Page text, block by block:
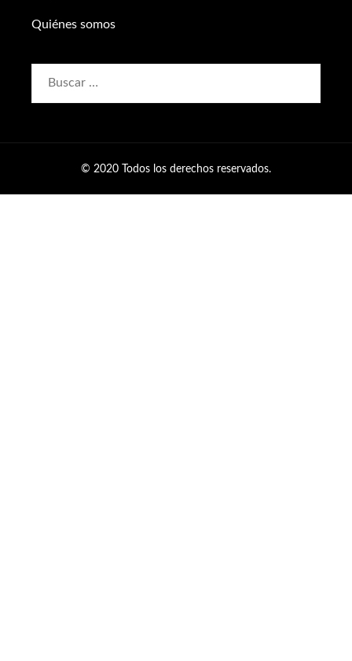
Quiénes somos
© 2020 Todos los derechos reservados.